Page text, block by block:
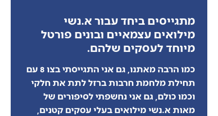
מתגייסים ביחד עבור א.נשי
מילואים עצמאיים ובונים פורטל
מיוחד לעסקים שלהם.
כמו הרבה מאתנו, גם אני התגייסתי בצו 8 עם
תחילת מלחמת חרבות ברזל לתת את חלקי
וכמו כולם, גם אני נחשפתי לסיפורים של
מאות א.נשי מילואים בעלי עסקים קטנים,